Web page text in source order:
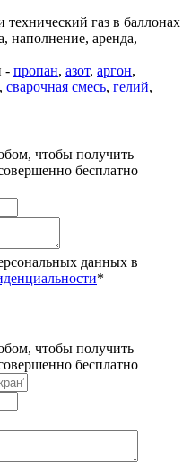
газ в баллонах
наполнение, аренда,
- пропан, азот, аргон,
, сварочная смесь, гелий,
чтобы получить
бесплатно
данных в
*
чтобы получить
бесплатно